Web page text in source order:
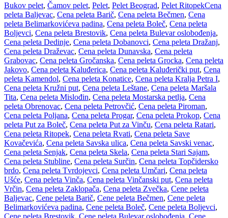
Bukov pelet, Čamov pelet, Pelet, Pelet Beograd, Pelet RitopekCena
peleta Baljevac, Cena peleta Barič, Cena peleta Bečmen, Cena
peleta Belimarkovićeva padina, Cena peleta Boleč, Cena peleta
Boljevci, Cena peleta Brestovik, Cena peleta Bulevar oslobođenja,
Cena peleta Dedinje, Cena peleta Dobanovci, Cena peleta Dražanj,
Cena peleta Draževac, Cena peleta Dunavska, Cena peleta
Grabovac, Cena peleta Gročanska, Cena peleta Grocka, Cena peleta
Jakovo, Cena peleta Kaluđerica, Cena peleta Kaluđerički put, Cena
peleta Kamendol, Cena peleta Konatice, Cena peleta Kralja Petra I,
Cena peleta Kružni put, Cena peleta Leštane, Cena peleta Maršala
Tita, Cena peleta Mislođin, Cena peleta Mostarska petlja, Cena
peleta Obrenovac, Cena peleta Petrovčić, Cena peleta Piroman,
Cena peleta Poljana, Cena peleta Progar, Cena peleta Prokop, Cena
peleta Put za Boleč, Cena peleta Put za Vinču, Cena peleta Ratari,
Cena peleta Ritopek, Cena peleta Rvati, Cena peleta Save
Kovačevića, Cena peleta Savska ulica, Cena peleta Savski venac,
Cena peleta Senjak, Cena peleta Skela, Cena peleta Stari Sajam,
Cena peleta Stubline, Cena peleta Surčin, Cena peleta Topčidersko
brdo, Cena peleta Tvrdojevci, Cena peleta Umčari, Cena peleta
Ušće, Cena peleta Vinča, Cena peleta Vinčanski put, Cena peleta
Vrčin, Cena peleta Zaklopača, Cena peleta Zvečka, Cene peleta
Baljevac, Cene peleta Barič, Cene peleta Bečmen, Cene peleta
Belimarkovićeva padina, Cene peleta Boleč, Cene peleta Boljevci,
Cene peleta Brestovik, Cene peleta Bulevar oslobođenja, Cene